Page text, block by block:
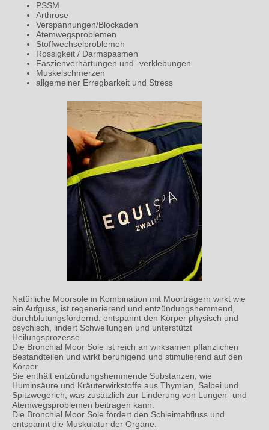
PSSM
Arthrose
Verspannungen/Blockaden
Atemwegsproblemen
Stoffwechselproblemen
Rossigkeit / Darmspasmen
Faszienverhärtungen und -verklebungen
Muskelschmerzen
allgemeiner Erregbarkeit und Stress
Natürliche Moorsole in Kombination mit Moorträgern wirkt wie
ein Aufguss, ist regenerierend und entzündungshemmend,
durchblutungsfördernd, entspannt den Körper physisch und
psychisch, lindert Schwellungen und unterstützt
Heilungsprozesse.
Die Bronchial Moor Sole ist reich an wirksamen pflanzlichen
Bestandteilen und wirkt beruhigend und stimulierend auf den
Körper.
Sie enthält entzündungshemmende Substanzen, wie
Huminsäure und Kräuterwirkstoffe aus Thymian, Salbei und
Spitzwegerich, was zusätzlich zur Linderung von Lungen- und
Atemwegsproblemen beitragen kann.
Die Bronchial Moor Sole fördert den Schleimabfluss und
entspannt die Muskulatur der Organe.